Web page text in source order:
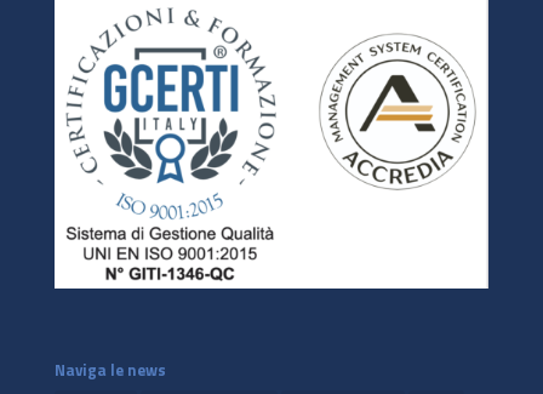
Naviga le news